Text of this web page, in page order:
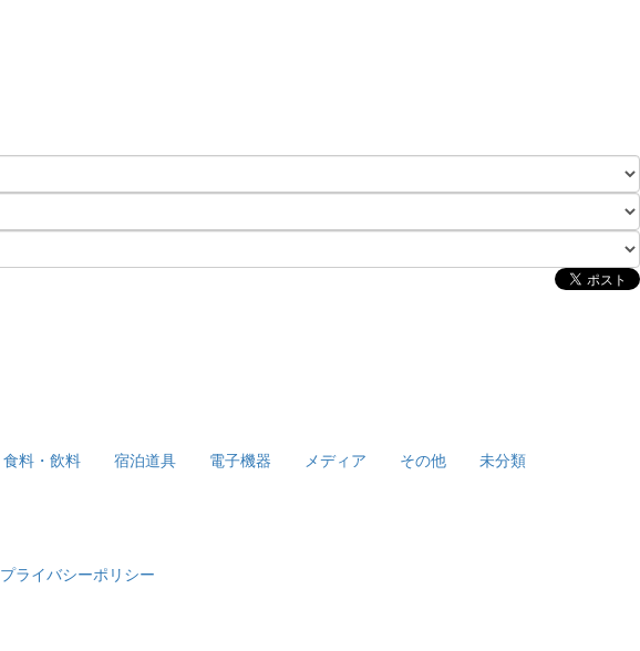
食料・飲料 宿泊道具 電子機器 メディア その他 未分類
プライバシーポリシー